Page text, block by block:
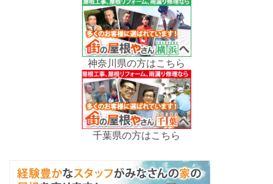
神奈川県の方はこちら
千葉県の方はこちら